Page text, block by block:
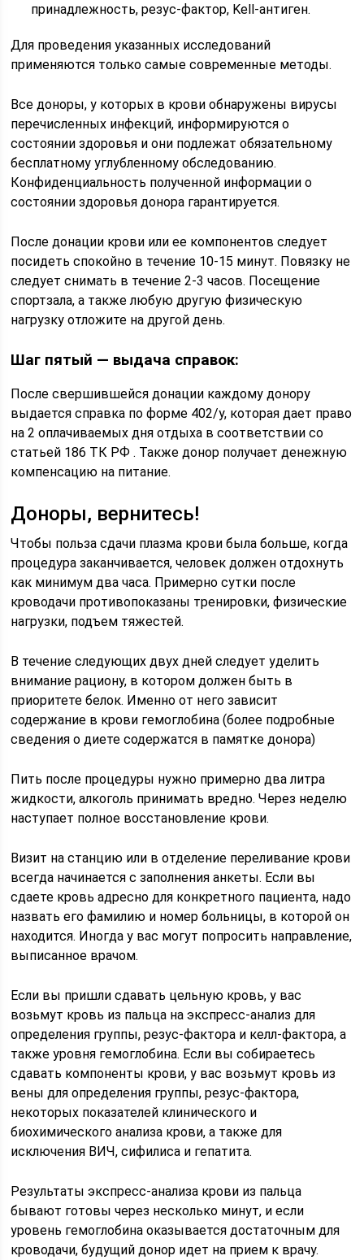
принадлежность, резус-фактор, Kell-антиген.
Для проведения указанных исследований
применяются только самые современные методы.
Все доноры, у которых в крови обнаружены вирусы
перечисленных инфекций, информируются о
состоянии здоровья и они подлежат обязательному
бесплатному углубленному обследованию.
Конфиденциальность полученной информации о
состоянии здоровья донора гарантируется.
После донации крови или ее компонентов следует
посидеть спокойно в течение 10-15 минут. Повязку не
следует снимать в течение 2-3 часов. Посещение
спортзала, а также любую другую физическую
нагрузку отложите на другой день.
Шаг пятый — выдача справок:
После свершившейся донации каждому донору
выдается справка по форме 402/у, которая дает право
на 2 оплачиваемых дня отдыха в соответствии со
статьей 186 ТК РФ . Также донор получает денежную
компенсацию на питание.
Доноры, вернитесь!
Чтобы польза сдачи плазма крови была больше, когда
процедура заканчивается, человек должен отдохнуть
как минимум два часа. Примерно сутки после
кроводачи противопоказаны тренировки, физические
нагрузки, подъем тяжестей.
В течение следующих двух дней следует уделить
внимание рациону, в котором должен быть в
приоритете белок. Именно от него зависит
содержание в крови гемоглобина (более подробные
сведения о диете содержатся в памятке донора)
Пить после процедуры нужно примерно два литра
жидкости, алкоголь принимать вредно. Через неделю
наступает полное восстановление крови.
Визит на станцию или в отделение переливание крови
всегда начинается с заполнения анкеты. Если вы
сдаете кровь адресно для конкретного пациента, надо
назвать его фамилию и номер больницы, в которой он
находится. Иногда у вас могут попросить направление,
выписанное врачом.
Если вы пришли сдавать цельную кровь, у вас
возьмут кровь из пальца на экспресс-анализ для
определения группы, резус-фактора и келл-фактора, а
также уровня гемоглобина. Если вы собираетесь
сдавать компоненты крови, у вас возьмут кровь из
вены для определения группы, резус-фактора,
некоторых показателей клинического и
биохимического анализа крови, а также для
исключения ВИЧ, сифилиса и гепатита.
Результаты экспресс-анализа крови из пальца
бывают готовы через несколько минут, и если
уровень гемоглобина оказывается достаточным для
кроводачи, будущий донор идет на прием к врачу.